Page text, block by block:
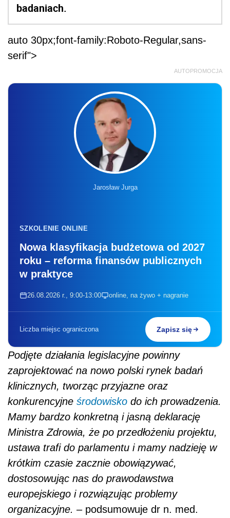
badaniach.
auto 30px;font-family:Roboto-Regular,sans-
serif">
AUTOPROMOCJA
Jarosław Jurga
SZKOLENIE ONLINE
Nowa klasyfikacja budżetowa od 2027
roku – reforma finansów publicznych
w praktyce
26.08.2026 r., 9:00-13:00 online, na żywo + nagranie
Liczba miejsc ograniczona Zapisz się
Podjęte działania legislacyjne powinny
zaprojektować na nowo polski rynek badań
klinicznych, tworząc przyjazne oraz
konkurencyjne środowisko do ich prowadzenia.
Mamy bardzo konkretną i jasną deklarację
Ministra Zdrowia, że po przedłożeniu projektu,
ustawa trafi do parlamentu i mamy nadzieję w
krótkim czasie zacznie obowiązywać,
dostosowując nas do prawodawstwa
europejskiego i rozwiązując problemy
organizacyjne. – podsumowuje dr n. med.